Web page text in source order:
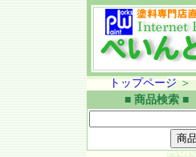
トップページ ＞
■ 商品検索 ■